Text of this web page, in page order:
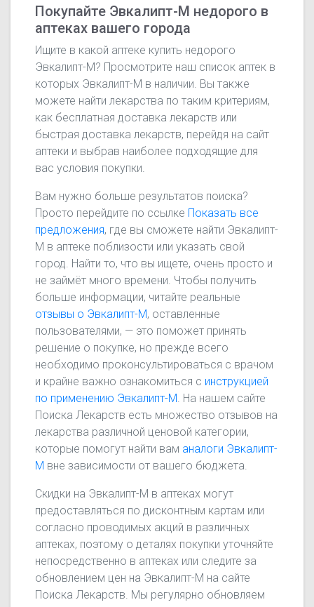
Покупайте Эвкалипт-М недорого в
аптеках вашего города
Ищите в какой аптеке купить недорого
Эвкалипт-М? Просмотрите наш список аптек в
которых Эвкалипт-М в наличии. Вы также
можете найти лекарства по таким критериям,
как бесплатная доставка лекарств или
быстрая доставка лекарств, перейдя на сайт
аптеки и выбрав наиболее подходящие для
вас условия покупки.
Вам нужно больше результатов поиска?
Просто перейдите по ссылке Показать все
предложения, где вы сможете найти Эвкалипт-
М в аптеке поблизости или указать свой
город. Найти то, что вы ищете, очень просто и
не займёт много времени. Чтобы получить
больше информации, читайте реальные
отзывы о Эвкалипт-М, оставленные
пользователями, — это поможет принять
решение о покупке, но прежде всего
необходимо проконсультироваться с врачом
и крайне важно ознакомиться с инструкцией
по применению Эвкалипт-М . На нашем сайте
Поиска Лекарств есть множество отзывов на
лекарства различной ценовой категории,
которые помогут найти вам аналоги Эвкалипт-
М вне зависимости от вашего бюджета.
Скидки на Эвкалипт-М в аптеках могут
предоставляться по дисконтным картам или
согласно проводимых акций в различных
аптеках, поэтому о деталях покупки уточняйте
непосредственно в аптеках или следите за
обновлением цен на Эвкалипт-М на сайте
Поиска Лекарств. Мы регулярно обновляем